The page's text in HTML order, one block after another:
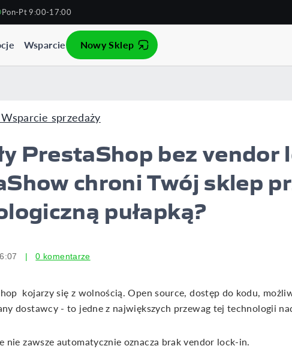
Pon-Pt 9:00-17:00
Wsparcie Nowy Sklep
sprzedaży
PrestaShop bez vendor
chroni Twój sklep
pułapką?
|0 komentarze
kojarzy się z wolnością. Open source, dostęp do kodu,
dostawcy - to jedne z największych przewag tej technologii
nie zawsze automatycznie oznacza brak vendor lock-in.